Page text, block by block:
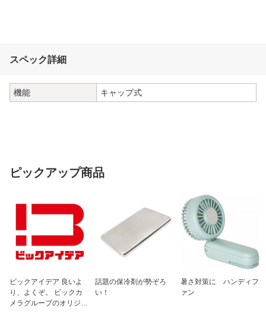
スペック詳細
機能 キャップ式
ピックアップ商品
ビックアイデア 良いよ
り、よくぞ。 ビックカ
メラグループのオリジナ
話題の保冷剤が勢ぞろ
い！
暑さ対策に ハンディフ
ァン